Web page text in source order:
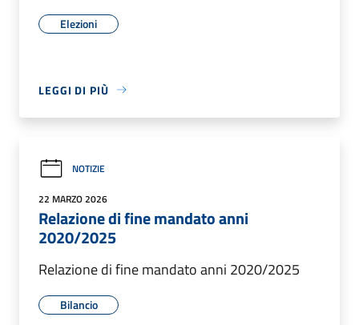
Elezioni
LEGGI DI PIÙ
NOTIZIE
22 MARZO 2026
Relazione di fine mandato anni
2020/2025
Relazione di fine mandato anni 2020/2025
Bilancio